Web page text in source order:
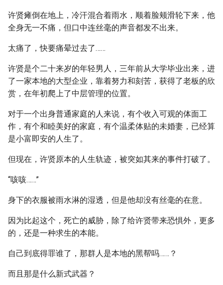
许贤瘫倒在地上，冷汗混合着雨水，顺着脸颊滑轮下来，他
全身无一不痛，但口中连丝毫的声音都发不出来。
太痛了，快要痛晕过去了……
许贤是个二十来岁的年轻男人，三年前从大学毕业出来，进
了一家本地的大型企业，靠着努力和刻苦，获得了老板的欣
赏，在年初爬上了中层管理的位置。
对于一个出身普通家庭的人来说，有个收入可观的体面工
作，有个和睦美好的家庭，有个温柔体贴的未婚妻，已经算
是小富即安的人生了。
但现在，许贤原本的人生轨迹，被突如其来的事件打破了。
“咳咳……”
身下的衣服被雨水淋的湿透，但是他却没有丝毫的在意。
因为比起这个，死亡的威胁，除了给许贤带来恐惧外，更多
的，还是一种求生的本能。
自己到底得罪谁了，那群人是本地的黑帮吗……？
而且那是什么新式武器？